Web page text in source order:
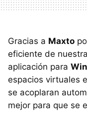
Gracias a Maxto
eficiente de
aplicación para
espacios virtuales
se acoplaran
mejor para que se